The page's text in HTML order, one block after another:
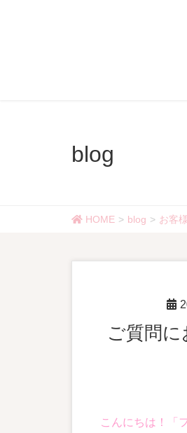
blog
HOME blog お客
ご質問にお答えします・お守り効果抜群！身につけるフラワ
こんにちは！「